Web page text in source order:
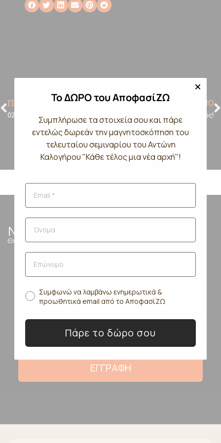
ΠΡΟΗΓΟΥΜΕΝΟ ΕΠΟΜΕΝΟ
024: Η δύναμη του βιώματος!
NEWSLETTER
Θέλεις να μαθαίνεις τα Νέα μας; Μην ξεχάσεις να γραφτείς!
Εγγραφείτε στο Newsletter μας
ΕΓΓΡΑΦΗ
Το ΔΩΡΟ του ΑποφασίΖΩ
Συμπλήρωσε τα στοιχεία σου και πάρε
εντελώς δωρεάν την μαγνητοσκόπηση του
τελευταίου σεμιναρίου του Αντώνη
Καλογήρου "Κάθε τέλος μια νέα αρχή"!
Συμφωνώ να λαμβάνω ενημερωτικά &
προωθητικά email από το ΑποφασίΖΩ
Πάρε το δώρο σου